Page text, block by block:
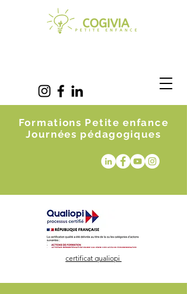
Formations Petite enfance
Journées pédagogiques
certificat qualiopi